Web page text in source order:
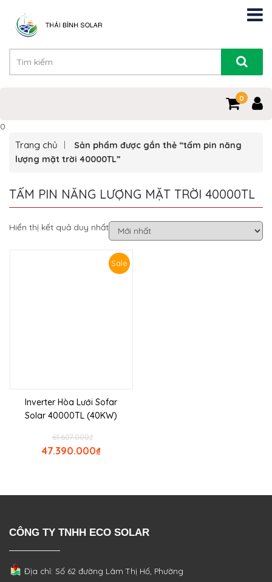
0
0
Trang chủ
Sản phẩm được gắn thẻ “tấm pin năng
lượng mặt trời 40000TL”
TẤM PIN NĂNG LƯỢNG MẶT TRỜI 40000TL
Hiển thị kết quả duy nhất
Sale
Inverter Hòa Lưới Sofar
Solar 40000TL (40KW)
₫
61.607.000
₫
47.390.000
CÔNG TY TNHH ECO SOLAR
Địa chỉ: Số 62 đường Lâm Thị Hố, Phường